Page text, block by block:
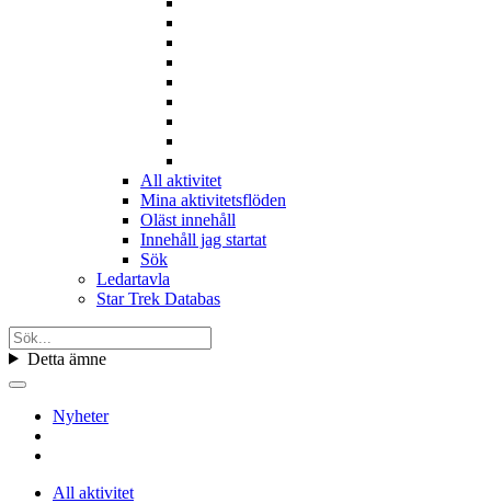
All aktivitet
Mina aktivitetsflöden
Oläst innehåll
Innehåll jag startat
Sök
Ledartavla
Star Trek Databas
Detta ämne
Nyheter
All aktivitet